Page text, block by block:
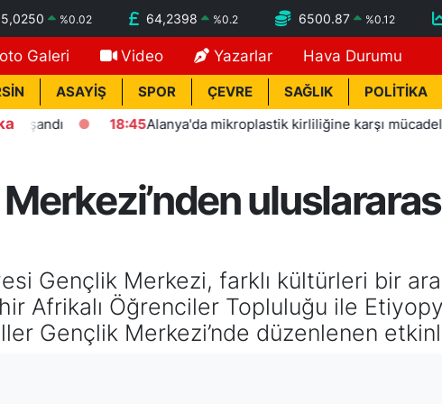
%0.02 64,2398 %0.2 6500.87 %0.12
Galeri Video Yazarlar Hava Durumu
ASAYİŞ SPOR ÇEVRE SAĞLIK POLİTİKA
18:45 Alanya'da mikroplastik kirliliğine karşı mücadelenin
Gençlik Merkezi, farklı kültürleri bir
Afrikalı Öğrenciler Topluluğu ile
Gençlik Merkezi’nde düzenlenen